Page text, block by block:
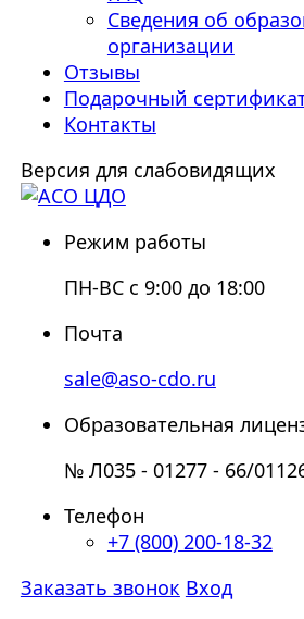
Сведения об
организации
Отзывы
Подарочный
Контакты
Версия для слабовидящих
Режим работы
ПН-ВС с 9:00 до 18:00
Почта
sale@aso-cdo.ru
Образовательная
№ Л035 - 01277 - 66/
Телефон
+7 (800) 200-18-32
Заказать звонок Вход